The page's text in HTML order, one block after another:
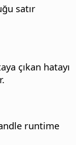
satır
çıkan hatayı
runtime